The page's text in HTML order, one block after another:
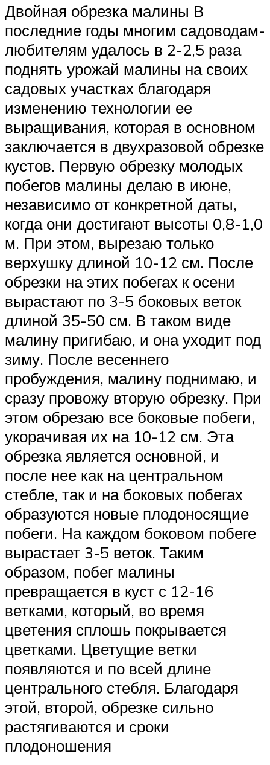
Двойная обрезка малины В
последние годы многим садоводам-
любителям удалось в 2-2,5 раза
поднять урожай малины на своих
садовых участках благодаря
изменению технологии ее
выращивания, которая в основном
заключается в двухразовой обрезке
кустов. Первую обрезку молодых
побегов малины делаю в июне,
независимо от конкретной даты,
когда они достигают высоты 0,8-1,0
м. При этом, вырезаю только
верхушку длиной 10-12 см. После
обрезки на этих побегах к осени
вырастают по 3-5 боковых веток
длиной 35-50 см. В таком виде
малину пригибаю, и она уходит под
зиму. После весеннего
пробуждения, малину поднимаю, и
сразу провожу вторую обрезку. При
этом обрезаю все боковые побеги,
укорачивая их на 10-12 см. Эта
обрезка является основной, и
после нее как на центральном
стебле, так и на боковых побегах
образуются новые плодоносящие
побеги. На каждом боковом побеге
вырастает 3-5 веток. Таким
образом, побег малины
превращается в куст с 12-16
ветками, который, во время
цветения сплошь покрывается
цветками. Цветущие ветки
появляются и по всей длине
центрального стебля. Благодаря
этой, второй, обрезке сильно
растягиваются и сроки
плодоношения